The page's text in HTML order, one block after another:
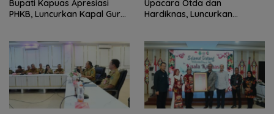
Bupati Kapuas Apresiasi
PHKB, Luncurkan Kapal Guru
Upacara Otda dan
Hardiknas, Luncurkan